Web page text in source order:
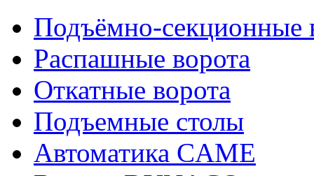
Подъёмно-секционные
Распашные ворота
Откатные ворота
Подъемные столы
Автоматика CAME